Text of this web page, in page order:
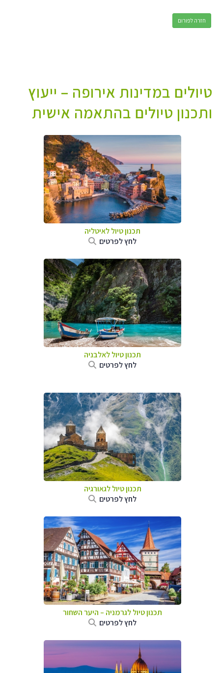
חזרה לפורום
טיולים במדינות אירופה – ייעוץ
ותכנון טיולים בהתאמה אישית
תכנון טיול לאיטליה
לחץ לפרטים
תכנון טיול לאלבניה
לחץ לפרטים
תכנון טיול לגאורגיה
לחץ לפרטים
תכנון טיול לגרמניה – היער השחור
לחץ לפרטים